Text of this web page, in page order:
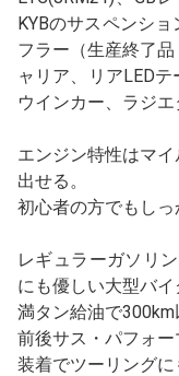
KYBのサスペンシ
フラー（生産終了
ャリア、リアLEDテ
ウインカー、ラジ
エンジン特性はマ
出せる。
初心者の方でもしっ
レギュラーガソリ
にも優しい大型バイ
満タン給油で300km
前後サス・パフォ
装着でツーリングに